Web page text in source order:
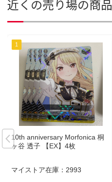
近くの売り場の商品
10th anniversary Morfonica 桐
ヶ谷 透子 【EX】4枚
マイストア在庫： 2993